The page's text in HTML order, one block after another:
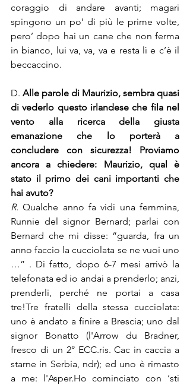
coraggio di andare avanti; magari
spingono un po’ di più le prime volte,
pero’ dopo hai un cane che non ferma
in bianco, lui va, va, va e resta lì e c’è il
beccaccino.
D. Alle parole di Maurizio, sembra quasi
di vederlo questo irlandese che fila nel
vento alla ricerca della giusta
emanazione che lo porterà a
concludere con sicurezza! Proviamo
ancora a chiedere: Maurizio, qual è
stato il primo dei cani importanti che
hai avuto?
R. Qualche anno fa vidi una femmina,
Runnie del signor Bernard; parlai con
Bernard che mi disse: “guarda, fra un
anno faccio la cucciolata se ne vuoi uno
…” . Di fatto, dopo 6-7 mesi arrivò la
telefonata ed io andai a prenderlo; anzi,
prenderli, perché ne portai a casa
tre!Tre fratelli della stessa cucciolata:
uno è andato a finire a Brescia; uno dal
signor Bonatto (l'Arrow du Bradner,
fresco di un 2° ECC.ris. Cac in caccia a
starne in Serbia, ndr); ed uno è rimasto
a me: l'Asper.Ho cominciato con ‘sti